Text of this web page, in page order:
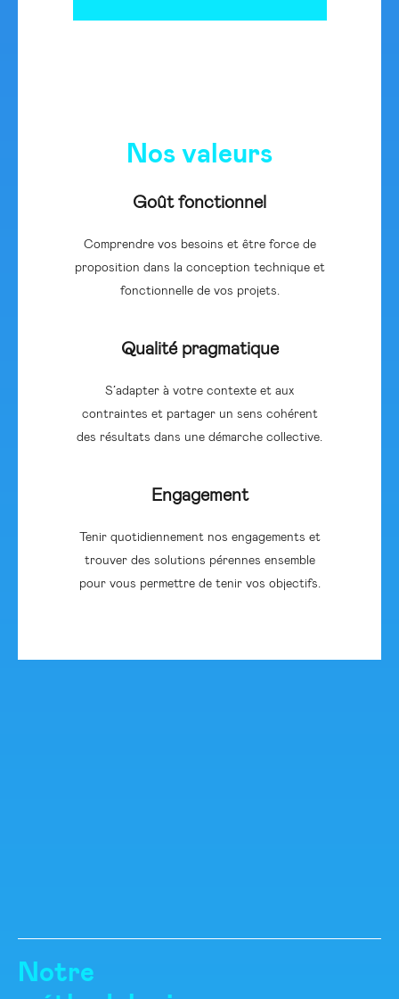
Nos valeurs
Goût fonctionnel
Comprendre vos besoins et être force de
proposition dans la conception technique et
fonctionnelle de vos projets.
Qualité pragmatique
S’adapter à votre contexte et aux
contraintes et partager un sens cohérent
des résultats dans une démarche collective.
Engagement
Tenir quotidiennement nos engagements et
trouver des solutions pérennes ensemble
pour vous permettre de tenir vos objectifs.
Notre